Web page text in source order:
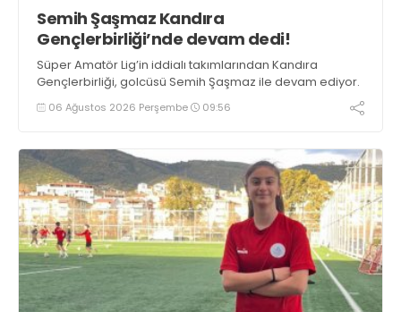
Semih Şaşmaz Kandıra
Gençlerbirliği’nde devam dedi!
Süper Amatör Lig’in iddialı takımlarından Kandıra
Gençlerbirliği, golcüsü Semih Şaşmaz ile devam ediyor.
06 Ağustos 2026 Perşembe 09:56